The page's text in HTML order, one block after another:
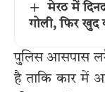
मेरठ में
गोली, फिर खुद
पुलिस आसपास
है ताकि कार में